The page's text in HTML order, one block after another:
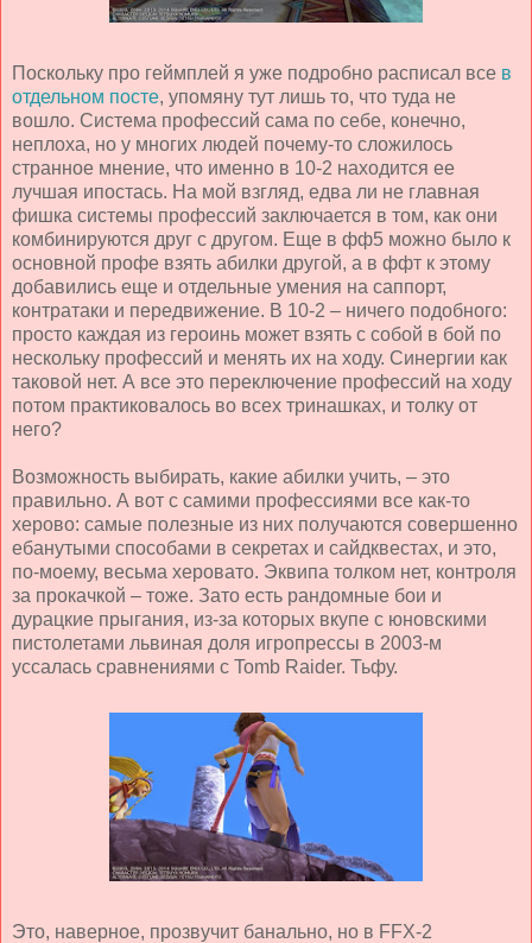
Поскольку про геймплей я уже подробно расписал все в
отдельном посте, упомяну тут лишь то, что туда не
вошло. Система профессий сама по себе, конечно,
неплоха, но у многих людей почему-то сложилось
странное мнение, что именно в 10-2 находится ее
лучшая ипостась. На мой взгляд, едва ли не главная
фишка системы профессий заключается в том, как они
комбинируются друг с другом. Еще в фф5 можно было к
основной профе взять абилки другой, а в ффт к этому
добавились еще и отдельные умения на саппорт,
контратаки и передвижение. В 10-2 – ничего подобного:
просто каждая из героинь может взять с собой в бой по
нескольку профессий и менять их на ходу. Синергии как
таковой нет. А все это переключение профессий на ходу
потом практиковалось во всех тринашках, и толку от
него?
Возможность выбирать, какие абилки учить, – это
правильно. А вот с самими профессиями все как-то
херово: самые полезные из них получаются совершенно
ебанутыми способами в секретах и сайдквестах, и это,
по-моему, весьма херовато. Эквипа толком нет, контроля
за прокачкой – тоже. Зато есть рандомные бои и
дурацкие прыгания, из-за которых вкупе с юновскими
пистолетами львиная доля игропрессы в 2003-м
уссалась сравнениями с Tomb Raider. Тьфу.
Это, наверное, прозвучит банально, но в FFX-2